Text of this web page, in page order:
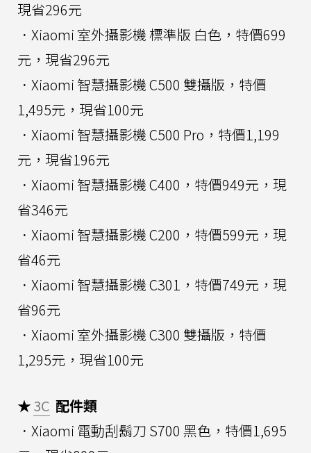
現省296元
．Xiaomi 室外攝影機 標準版 白色，特價699
元，現省296元
．Xiaomi 智慧攝影機 C500 雙攝版，特價
1,495元，現省100元
．Xiaomi 智慧攝影機 C500 Pro，特價1,199
元，現省196元
．Xiaomi 智慧攝影機 C400，特價949元，現
省346元
．Xiaomi 智慧攝影機 C200，特價599元，現
省46元
．Xiaomi 智慧攝影機 C301，特價749元，現
省96元
．Xiaomi 室外攝影機 C300 雙攝版，特價
1,295元，現省100元
★3C 配件類
．Xiaomi 電動刮鬍刀 S700 黑色，特價1,695